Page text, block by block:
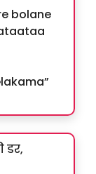
bolane
डर,